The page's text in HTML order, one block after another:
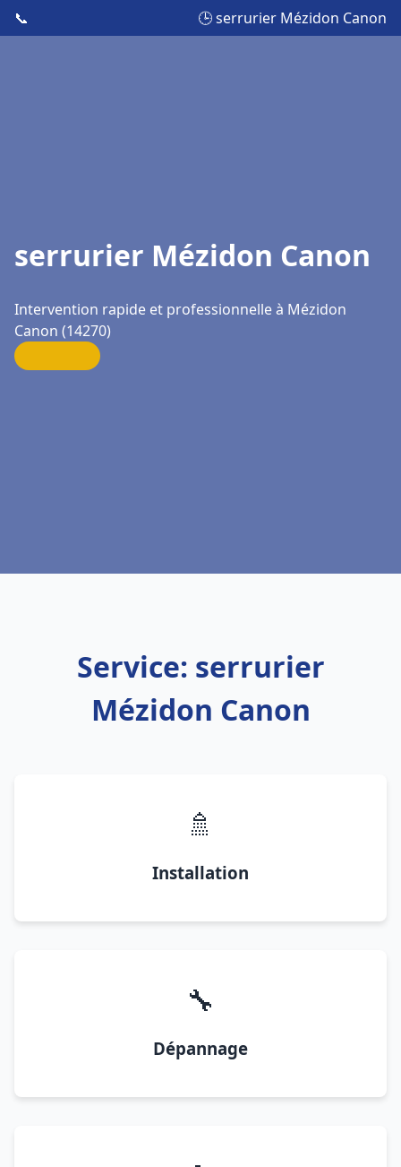
📞 🕒 serrurier Mézidon Canon
serrurier Mézidon Canon
Intervention rapide et professionnelle à Mézidon
Canon (14270)
Service: serrurier
Mézidon Canon
🚿
Installation
🔧
Dépannage